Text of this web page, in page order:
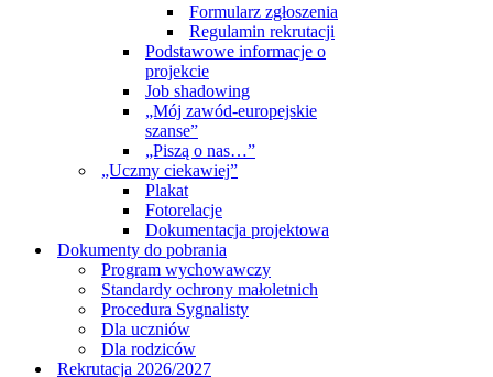
Formularz zgłoszenia
Regulamin rekrutacji
Podstawowe informacje o
projekcie
Job shadowing
„Mój zawód-europejskie
szanse”
„Piszą o nas…”
„Uczmy ciekawiej”
Plakat
Fotorelacje
Dokumentacja projektowa
Dokumenty do pobrania
Program wychowawczy
Standardy ochrony małoletnich
Procedura Sygnalisty
Dla uczniów
Dla rodziców
Rekrutacja 2026/2027